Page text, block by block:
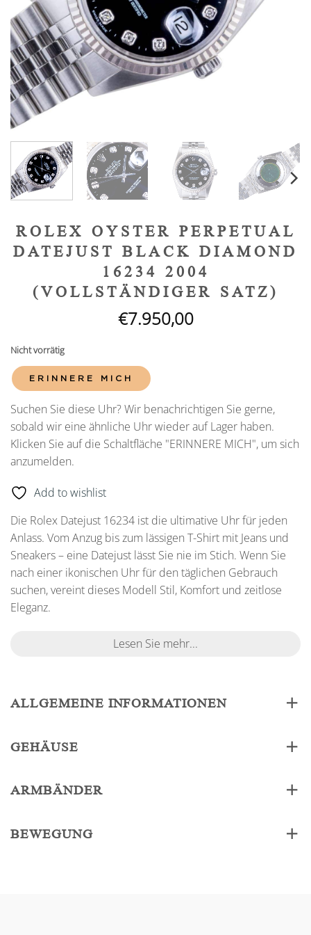
ROLEX OYSTER PERPETUAL
DATEJUST BLACK DIAMOND
16234 2004
(VOLLSTÄNDIGER SATZ)
€7.950,00
Nicht vorrätig
ERINNERE MICH
Suchen Sie diese Uhr? Wir benachrichtigen Sie gerne,
sobald wir eine ähnliche Uhr wieder auf Lager haben.
Klicken Sie auf die Schaltfläche "ERINNERE MICH", um sich
anzumelden.
Add to wishlist
Die Rolex Datejust 16234 ist die ultimative Uhr für jeden
Anlass. Vom Anzug bis zum lässigen T-Shirt mit Jeans und
Sneakers – eine Datejust lässt Sie nie im Stich. Wenn Sie
nach einer ikonischen Uhr für den täglichen Gebrauch
suchen, vereint dieses Modell Stil, Komfort und zeitlose
Eleganz.
Lesen Sie mehr...
ALLGEMEINE INFORMATIONEN
GEHÄUSE
ARMBÄNDER
BEWEGUNG